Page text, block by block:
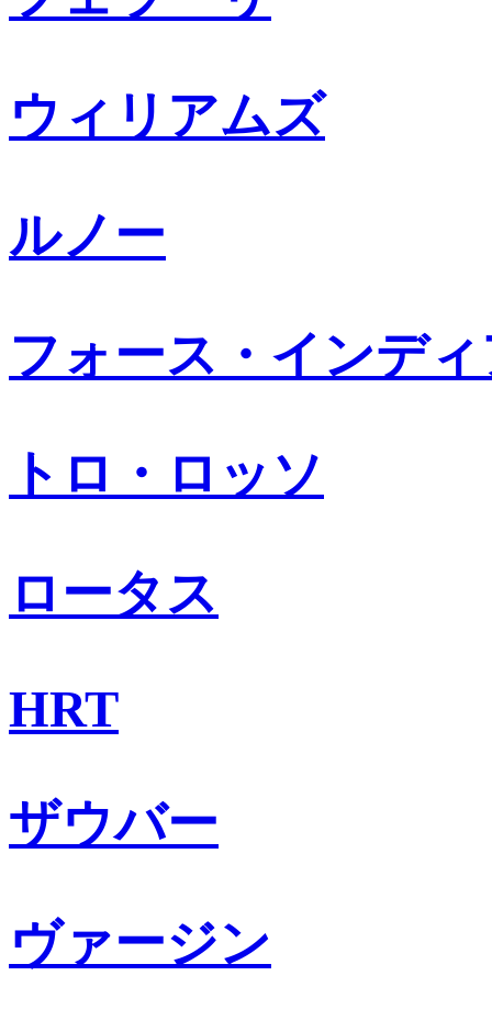
ウィリアムズ
ルノー
フォース・インデ
トロ・ロッソ
ロータス
HRT
ザウバー
ヴァージン